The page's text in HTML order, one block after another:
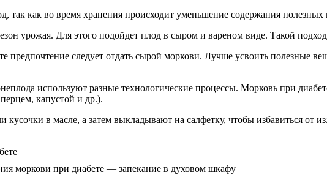
так как во время хранения происходит уменьшение содержания полезных
урожая. Для этого подойдет плод в сыром и вареном виде. Такой
предпочтение следует отдать сырой моркови. Лучше усвоить полезные
используют разные технологические процессы. Морковь при
капустой и др.).
в масле, а затем выкладывают на салфетку, чтобы избавиться от
моркови при диабете — запекание в духовом шкафу